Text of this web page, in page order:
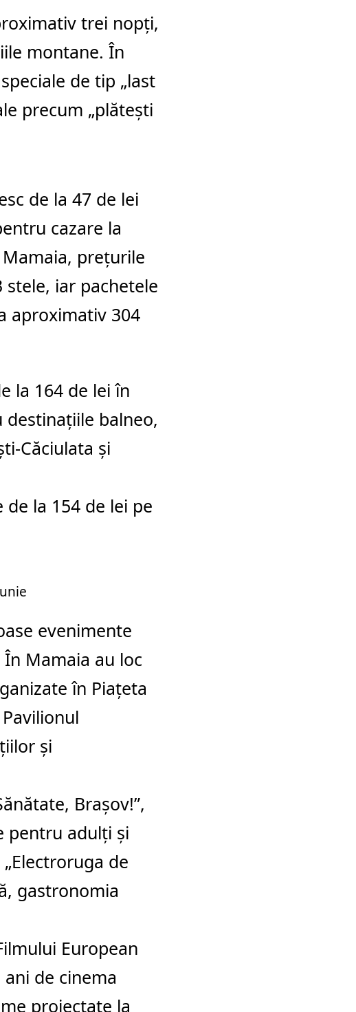
trei nopți,
montane. În
de tip „last
precum „plătești
de la 47 de lei
cazare la
Mamaia, prețurile
iar pachetele
aproximativ 304
la 164 de lei în
destinațiile balneo,
Căciulata și
la 154 de lei pe
evenimente
În Mamaia au loc
în Piațeta
și
Brașov!”,
pentru adulți și
de
gastronomia
European
de cinema
proiectate la